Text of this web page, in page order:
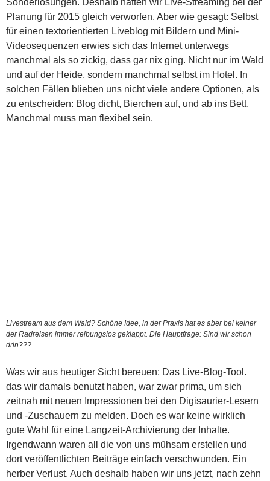
Sonderlösungen. Deshalb hatten wir Live-Streaming bei der
Planung für 2015 gleich verworfen. Aber wie gesagt: Selbst
für einen textorientierten Liveblog mit Bildern und Mini-
Videosequenzen erwies sich das Internet unterwegs
manchmal als so zickig, dass gar nix ging. Nicht nur im Wald
und auf der Heide, sondern manchmal selbst im Hotel. In
solchen Fällen blieben uns nicht viele andere Optionen, als
zu entscheiden: Blog dicht, Bierchen auf, und ab ins Bett.
Manchmal muss man flexibel sein.
Livestream aus dem Wald? Schöne Idee, in der Praxis hat es aber bei keiner
der Radreisen immer reibungslos geklappt. Die Hauptfrage: Sind wir schon
drin???
Was wir aus heutiger Sicht bereuen: Das Live-Blog-Tool.
das wir damals benutzt haben, war zwar prima, um sich
zeitnah mit neuen Impressionen bei den Digisaurier-Lesern
und -Zuschauern zu melden. Doch es war keine wirklich
gute Wahl für eine Langzeit-Archivierung der Inhalte.
Irgendwann waren all die von uns mühsam erstellen und
dort veröffentlichten Beiträge einfach verschwunden. Ein
herber Verlust. Auch deshalb haben wir uns jetzt, nach zehn